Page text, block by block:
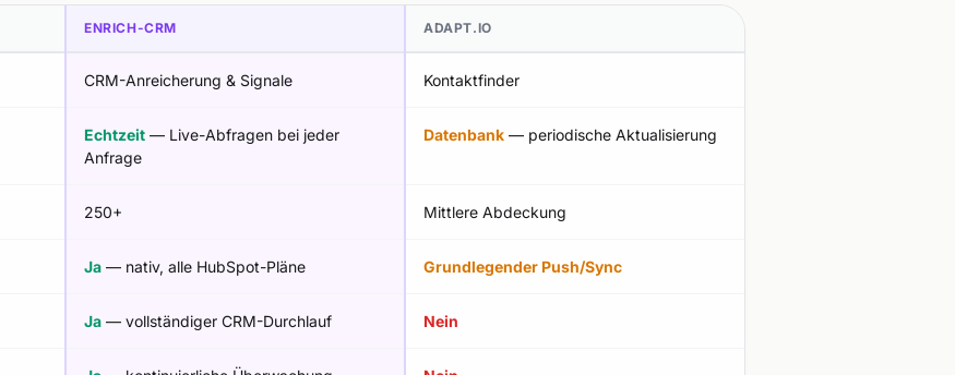
ENRICH-CRM ADAPT.IO
CRM-Anreicherung & Signale Kontaktfinder
Echtzeit — Live-Abfragen bei jeder
Anfrage
Datenbank — periodische Aktualisierung
250+ Mittlere Abdeckung
Ja — nativ, alle HubSpot-Pläne Grundlegender Push/Sync
Ja — vollständiger CRM-Durchlauf Nein